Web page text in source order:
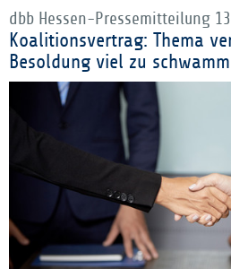
dbb Hessen-Pressemitteilung
Koalitionsvertrag: Thema
Besoldung viel zu